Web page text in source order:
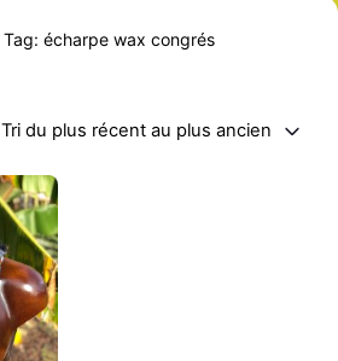
Tag: écharpe wax congrés
Tri du plus récent au plus ancien